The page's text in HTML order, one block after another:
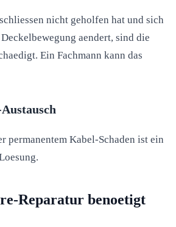
nicht geholfen hat und sich
aendert, sind die
Ein Fachmann kann das
permanentem Kabel-Schaden ist ein
Reparatur benoetigt